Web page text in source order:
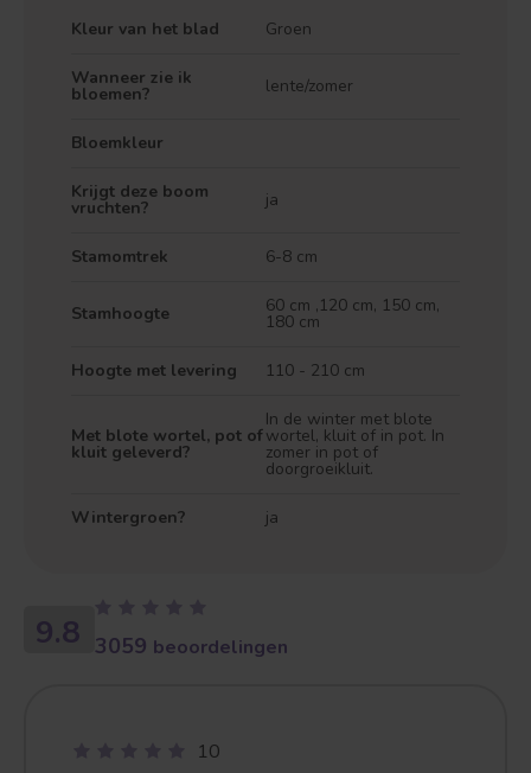
Kleur van het blad Groen
Wanneer zie ik
bloemen? lente/zomer
Bloemkleur
Krijgt deze boom
vruchten? ja
Stamomtrek 6-8 cm
Stamhoogte 60 cm ,120 cm, 150 cm,
180 cm
Hoogte met levering 110 - 210 cm
Met blote wortel, pot of
kluit geleverd?
In de winter met blote
wortel, kluit of in pot. In
zomer in pot of
doorgroeikluit.
Wintergroen? ja
9.8 3059 beoordelingen
10
Treurvorm Vruchtdragend